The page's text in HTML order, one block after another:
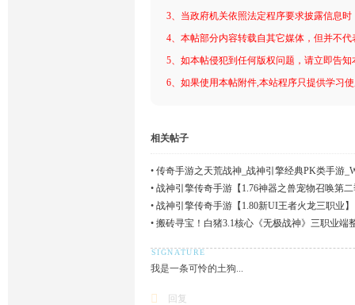
3、当政府机关依照法定程序要求披露信息
4、本帖部分内容转载自其它媒体，但并不
5、如本帖侵犯到任何版权问题，请立即告
6、如果使用本帖附件,本站程序只提供学习
相关帖子
• 传奇手游之天荒战神_战神引擎经典PK类手游
• 战神引擎传奇手游【1.76神器之兽宠物召唤第
• 战神引擎传奇手游【1.80新UI王者火龙三职业】
• 搬砖寻宝！白猪3.1核心《无极战神》三职业端
我是一条可怜的土狗...
回复